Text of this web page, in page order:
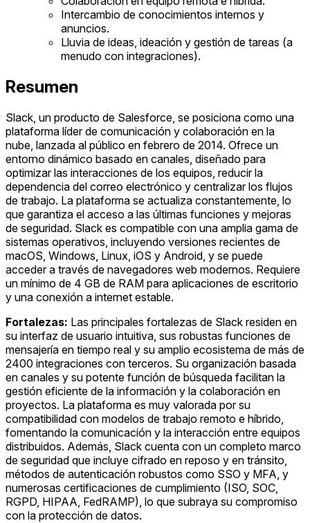
Intercambio de conocimientos internos y
anuncios.
Lluvia de ideas, ideación y gestión de tareas (a
menudo con integraciones).
Resumen
Slack, un producto de Salesforce, se posiciona como una
plataforma líder de comunicación y colaboración en la
nube, lanzada al público en febrero de 2014. Ofrece un
entorno dinámico basado en canales, diseñado para
optimizar las interacciones de los equipos, reducir la
dependencia del correo electrónico y centralizar los flujos
de trabajo. La plataforma se actualiza constantemente, lo
que garantiza el acceso a las últimas funciones y mejoras
de seguridad. Slack es compatible con una amplia gama de
sistemas operativos, incluyendo versiones recientes de
macOS, Windows, Linux, iOS y Android, y se puede
acceder a través de navegadores web modernos. Requiere
un mínimo de 4 GB de RAM para aplicaciones de escritorio
y una conexión a internet estable.
Fortalezas: Las principales fortalezas de Slack residen en
su interfaz de usuario intuitiva, sus robustas funciones de
mensajería en tiempo real y su amplio ecosistema de más de
2400 integraciones con terceros. Su organización basada
en canales y su potente función de búsqueda facilitan la
gestión eficiente de la información y la colaboración en
proyectos. La plataforma es muy valorada por su
compatibilidad con modelos de trabajo remoto e híbrido,
fomentando la comunicación y la interacción entre equipos
distribuidos. Además, Slack cuenta con un completo marco
de seguridad que incluye cifrado en reposo y en tránsito,
métodos de autenticación robustos como SSO y MFA, y
numerosas certificaciones de cumplimiento (ISO, SOC,
RGPD, HIPAA, FedRAMP), lo que subraya su compromiso
con la protección de datos.